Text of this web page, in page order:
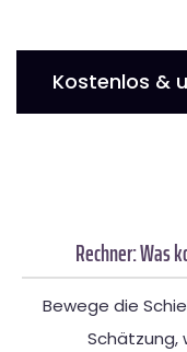
Kostenlos &
Rechner: Was
Bewege die
Schätzung,